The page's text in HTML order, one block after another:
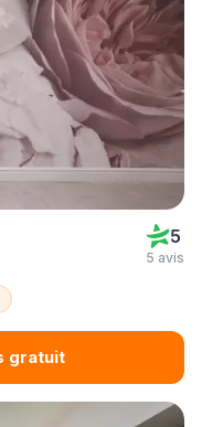
5
5 avis
gratuit